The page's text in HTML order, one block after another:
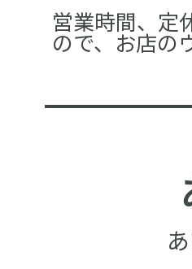
営業時間、定
ので、お店の